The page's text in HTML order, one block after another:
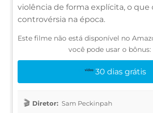
violência de forma explícita, o que
controvérsia na época.
Este filme não está disponível no
você pode usar o bônus:
30 dias grátis
Diretor: Sam Peckinpah